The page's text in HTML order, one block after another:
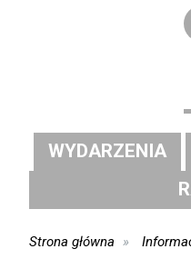
WYDARZENIA
Strona główna